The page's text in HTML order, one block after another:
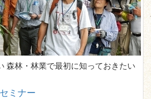
森林・林業で最初に知っておきたい
ミナー